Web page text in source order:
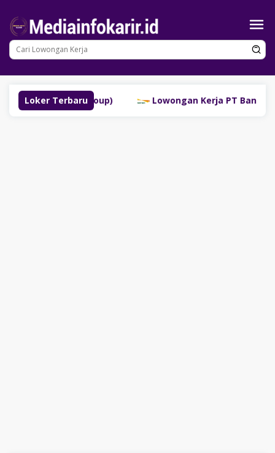
konten
Loker Terbaru
(SM Group) Lowongan Kerja PT Bank Danamon